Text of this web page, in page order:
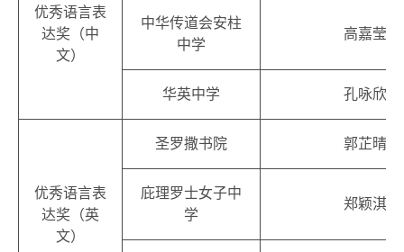
优秀语言表
达奖（中
文）
中华传道会安柱
中学
高嘉莹
华英中学 孔咏欣
优秀语言表
达奖（英
文）
圣罗撒书院 郭芷晴
庇理罗士女子中
学
郑颖淇